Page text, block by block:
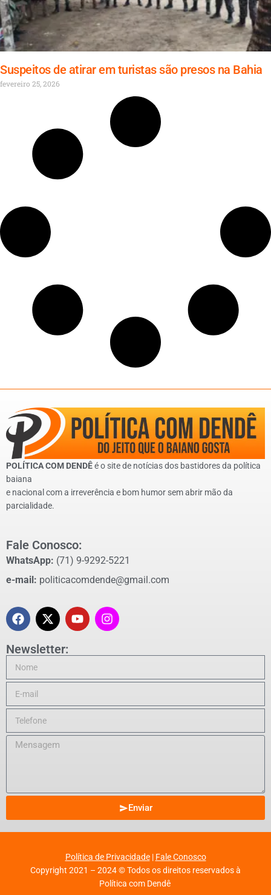
Suspeitos de atirar em turistas são presos na Bahia
fevereiro 25, 2026
POLÍTICA COM DENDÊé o site de notícias dos bastidores da política
baiana
e nacional com a irreverência e bom humor sem abrir mão da
parcialidade.
Fale Conosco:
WhatsApp: (71) 9-9292-5221
e-mail: politicacomdende@gmail.com
Newsletter:
Enviar
Política de Privacidade| Fale Conosco
Copyright 2021 – 2024 © Todos os direitos reservados à
Política com Dendê